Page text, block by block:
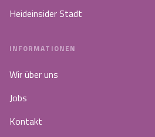
Heideinsider Stadt
INFORMATIONEN
Wir über uns
Jobs
Kontakt